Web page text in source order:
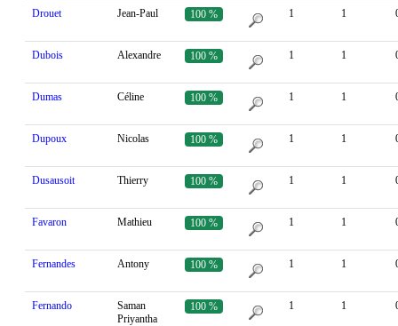
Drouet Jean-Paul 100 % 1 1
Dubois Alexandre 100 % 1 1
Dumas Céline 100 % 1 1
Dupoux Nicolas 100 % 1 1
Dusausoit Thierry 100 % 1 1
Favaron Mathieu 100 % 1 1
Fernandes Antony 100 % 1 1
Fernando
Saman
Priyantha
100 % 1 1